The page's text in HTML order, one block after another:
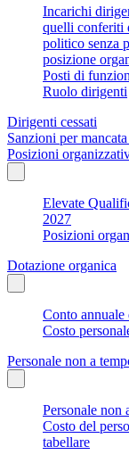
Incarichi
quelli conferiti
politico senza
posizione
Posti di
Ruolo dirigenti
Dirigenti cessati
Sanzioni per
Posizioni
Elevate
2027
Posizioni
Dotazione organica
Conto annuale
Costo
Personale non a
Personale non
Costo del
tabellare